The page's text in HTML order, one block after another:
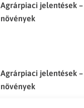
Agrárpiaci jelentések
növények
Agrárpiaci jelentések
növények